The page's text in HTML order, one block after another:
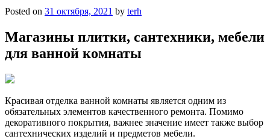
Posted on 31 октября, 2021 by terh
Магазины плитки, сантехники, мебели
для ванной комнаты
Красивая отделка ванной комнаты является одним из
обязательных элементов качественного ремонта. Помимо
декоративного покрытия, важнее значение имеет также выбор
сантехнических изделий и предметов мебели.